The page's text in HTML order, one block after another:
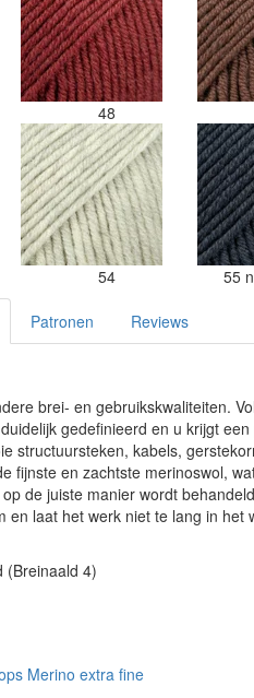
48
54 55
Patronen Reviews
brei- en gebruikskwaliteiten.
gedefinieerd en u krijgt
structuursteken, kabels,
fijnste en zachtste merinoswol,
de juiste manier wordt
laat het werk niet te lang in het
(Breinaald 4)
Merino extra fine